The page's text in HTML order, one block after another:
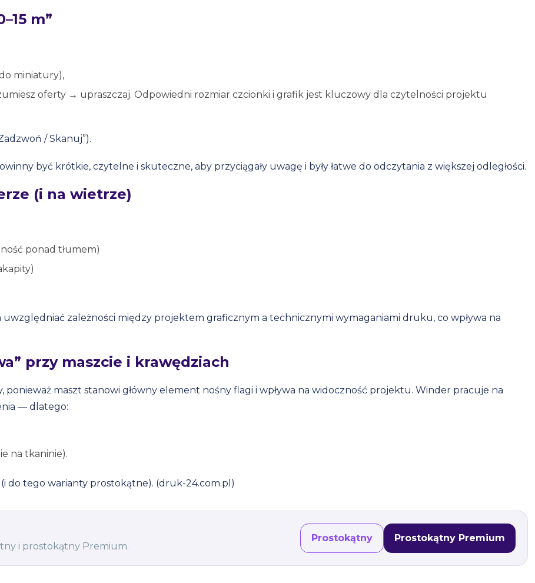
m”
miniatury),
oferty → upraszczaj. Odpowiedni rozmiar czcionki i grafik jest kluczowy dla czytelności projektu
/ Skanuj”).
być krótkie, czytelne i skuteczne, aby przyciągały uwagę i były łatwe do odczytania z większej odległości.
(i na wietrze)
ponad tłumem)
zależności między projektem graficznym a technicznymi wymaganiami druku, co wpływa na
przy maszcie i krawędziach
maszt stanowi główny element nośny flagi i wpływa na widoczność projektu. Winder pracuje na
— dlatego:
na tkaninie).
do tego warianty prostokątne). (druk-24.com.pl)
i prostokątny Premium.
Prostokątny Prostokątny Premium